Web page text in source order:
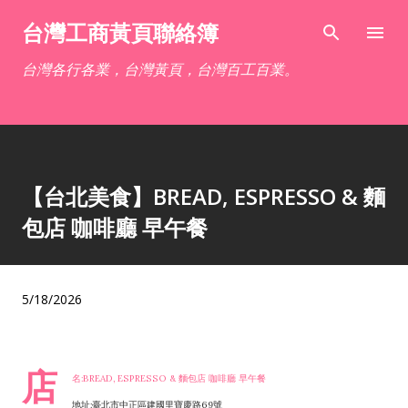
跳到主要內容
台灣工商黃頁聯絡簿
台灣各行各業，台灣黃頁，台灣百工百業。
【台北美食】BREAD, ESPRESSO & 麵
包店 咖啡廳 早午餐
5/18/2026
店 名:BREAD, ESPRESSO & 麵包店 咖啡廳 早午餐
地址:臺北市中正區建國里寶慶路69號